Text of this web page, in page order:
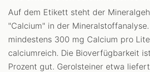
Auf dem Etikett steht der
"Calcium" in der
mindestens 300 mg Calcium pro
calciumreich. Die Bioverfügbarkeit
Prozent gut. Gerolsteiner etwa